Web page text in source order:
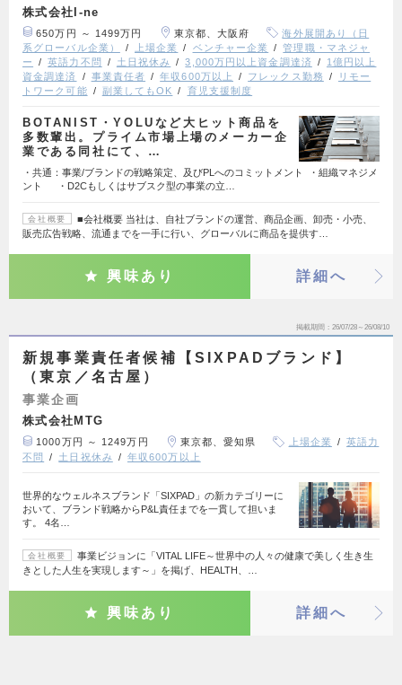
株式会社I-ne
650万円 ～ 1499万円 東京都、大阪府
海外展開あり（日
系グローバル企業）
上場企業 ベンチャー企業
管理職・マネジャ
ー
英語力不問 土日祝休み 3,000万円以上資金調達済
1億円以上
資金調達済
事業責任者 年収600万以上 フレックス勤務
リモー
トワーク可能
副業してもOK 育児支援制度
BOTANIST・YOLUなど大ヒット商品を
多数輩出。プライム市場上場のメーカー企
業である同社にて、…
・共通：事業/ブランドの戦略策定、及びPLへのコミットメント ・組織マネジメ
ント ・D2Cもしくはサブスク型の事業の立…
会社概要
■会社概要 当社は、自社ブランドの運営、商品企画、卸売・小売、
販売広告戦略、流通までを一手に行い、グローバルに商品を提供す…
興味あり 詳細へ
掲載期間 26/07/28～26/08/10
新規事業責任者候補【SIXPADブランド】
（東京／名古屋）
事業企画
株式会社MTG
1000万円 ～ 1249万円 東京都、愛知県 上場企業
英語力
不問
土日祝休み 年収600万以上
世界的なウェルネスブランド「SIXPAD」の新カテゴリーに
おいて、ブランド戦略からP&L責任までを一貫して担いま
す。 4名…
会社概要
事業ビジョンに「VITAL LIFE～世界中の人々の健康で美しく生き生
きとした人生を実現します～」を掲げ、HEALTH、…
興味あり 詳細へ